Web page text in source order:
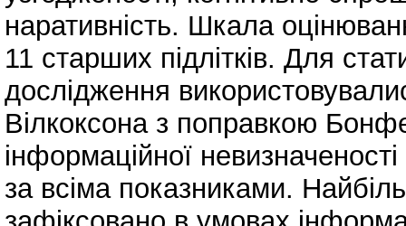
наративність. Шкала
11 старших підлітків. Для
дослідження
Вілкоксона з поправкою
інформаційної
за всіма показниками.